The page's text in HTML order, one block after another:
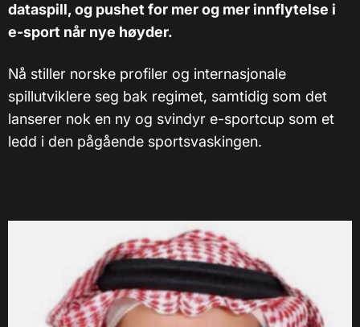
dataspill, og pushet for mer og mer innflytelse i
e-sport når nye høyder.
Nå stiller norske profiler og internasjonale
spillutviklere seg bak regimet, samtidig som det
lanserer nok en ny og svindyr e-sportcup som et
ledd i den pågående sportsvaskingen.